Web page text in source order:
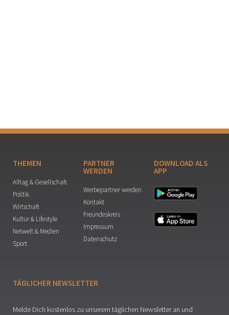
THEMEN
Alltag & Gesellschaft
Politik
Wirtschaft
Kultur & Lifestyle
Netwelt & Medien
Sport
PARTNER
WERDEN
Werbepartner werden
Kontakt
Freundeskreis
Impressum
Datenschutz
DOWNLOAD ALS
APP
TÄGLICHER NEWSLETTER
Melde Dich kostenlos zu unserem täglichen Newsletter an und